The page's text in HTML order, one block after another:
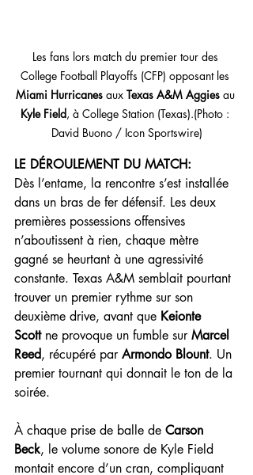
Les fans lors match du premier tour des
College Football Playoffs (CFP) opposant les
Miami Hurricanes aux Texas A&M Aggies au
Kyle Field, à College Station (Texas).(Photo :
David Buono / Icon Sportswire)
LE DÉROULEMENT DU MATCH:
Dès l’entame, la rencontre s’est installée
dans un bras de fer défensif. Les deux
premières possessions offensives
n’aboutissent à rien, chaque mètre
gagné se heurtant à une agressivité
constante. Texas A&M semblait pourtant
trouver un premier rythme sur son
deuxième drive, avant que Keionte
Scott ne provoque un fumble sur Marcel
Reed, récupéré par Armondo Blount. Un
premier tournant qui donnait le ton de la
soirée.
À chaque prise de balle de Carson
Beck, le volume sonore de Kyle Field
montait encore d’un cran, compliquant